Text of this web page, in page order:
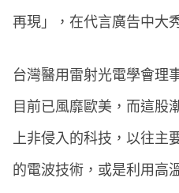
再現」，在代言廣告中大
台灣醫用雷射光電學會理
目前已風靡歐美，而這股
上非侵入的科技，以往主
的電波技術，或是利用高